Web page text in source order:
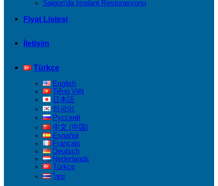
Saigon’da İmplant Restorasyonu
Fiyat Listesi
İletişim
Türkçe
English
Tiếng Việt
日本語
한국어
Русский
中文 (中国)
Español
Français
Deutsch
Nederlands
Türkçe
ไทย